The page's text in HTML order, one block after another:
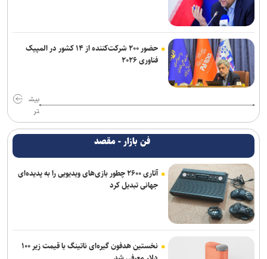
حضور ۲۰۰ شرکت‌کننده از ۱۴ کشور در المپیک
فناوری ۲۰۲۶
بیش
تر
فن بازار - مقصد
آتاری ۲۶۰۰ چطور بازی‌های ویدیویی را به پدیده‌ای
جهانی تبدیل کرد
نخستین هدفون گیره‌ای ناتینگ با قیمت زیر ۱۰۰